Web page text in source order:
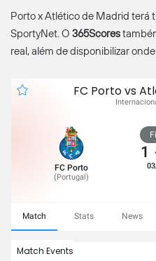
Porto x Atlético de Madrid terá
SportyNet. O 365Scores
real, além de disponibilizar
FC Porto vs
FC Porto
(Portugal )
1
Match Stats News
Match Events